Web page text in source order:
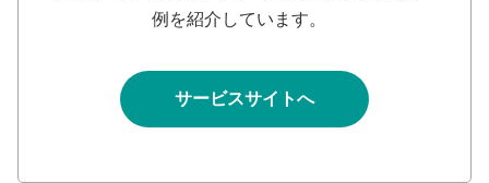
例を紹介しています。
サービスサイトへ